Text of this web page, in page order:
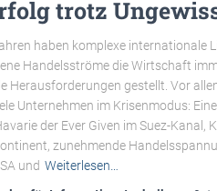
trotz
haben komplexe internationale
Handelsströme die Wirtschaft
Herausforderungen gestellt. Vor
Unternehmen im Krisenmodus:
der Ever Given im Suez-Kanal,
zunehmende
und Weiterlesen…